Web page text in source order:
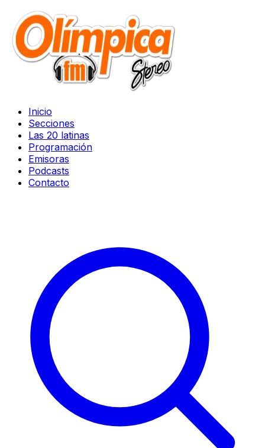
Inicio
Secciones
Las 20 latinas
Programación
Emisoras
Podcasts
Contacto